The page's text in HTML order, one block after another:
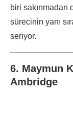
biri sakınmadan
sürecinin yanı
seriyor.
6. Maymun
Ambridge